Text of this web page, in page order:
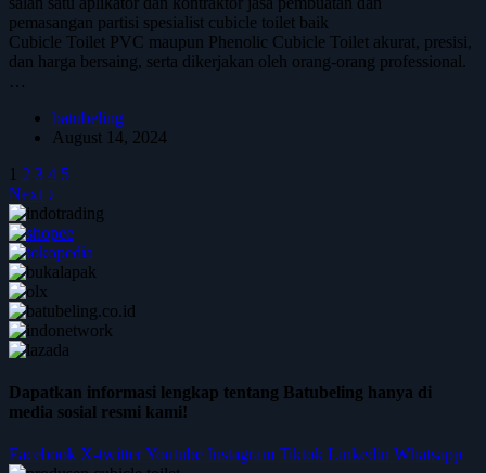
pemasangan partisi spesialist cubicle toilet baik
Cubicle Toilet PVC maupun Phenolic Cubicle Toilet akurat, presisi,
dan harga bersaing, serta dikerjakan oleh orang-orang professional.
…
batubeling
August 14, 2024
1 2 3 4 5
Next
Dapatkan informasi lengkap tentang Batubeling hanya di
media sosial resmi kami!
Facebook X-twitterYoutube Instagram Tiktok Linkedin Whatsapp